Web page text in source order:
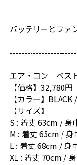
バッテリーとファ
エア・コン ベス
【価格】32,780円
【カラー】BLACK
【サイズ】
S : 着丈 63cm / 身
M : 着丈 65cm /
L : 着丈 68cm / 身
XL : 着丈 70cm /